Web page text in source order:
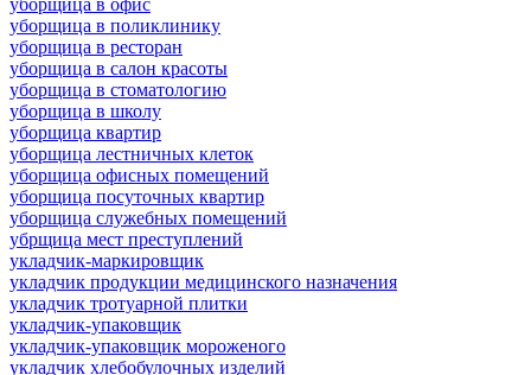
уборщица в поликлинику
уборщица в ресторан
уборщица в салон красоты
уборщица в стоматологию
уборщица в школу
уборщица квартир
уборщица лестничных клеток
уборщица офисных помещений
уборщица посуточных квартир
уборщица служебных помещений
убрщица мест преступлений
укладчик-маркировщик
укладчик продукции медицинского назначения
укладчик тротуарной плитки
укладчик-упаковщик
укладчик-упаковщик мороженого
укладчик хлебобулочных изделий